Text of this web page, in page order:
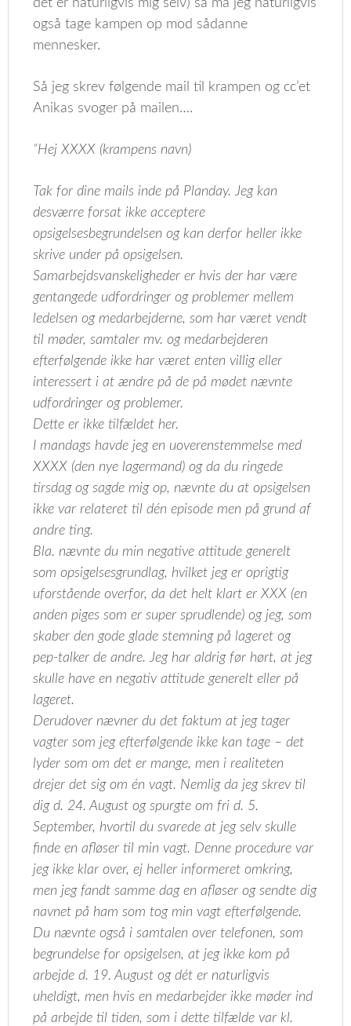
det er naturligvis mig selv) så må jeg naturligvis
også tage kampen op mod sådanne
mennesker.
Så jeg skrev følgende mail til krampen og cc’et
Anikas svoger på mailen….
“Hej XXXX (krampens navn)
Tak for dine mails inde på Planday. Jeg kan
desværre forsat ikke acceptere
opsigelsesbegrundelsen og kan derfor heller ikke
skrive under på opsigelsen.
Samarbejdsvanskeligheder er hvis der har være
gentangede udfordringer og problemer mellem
ledelsen og medarbejderne, som har været vendt
til møder, samtaler mv. og medarbejderen
efterfølgende ikke har været enten villig eller
interessert i at ændre på de på mødet nævnte
udfordringer og problemer.
Dette er ikke tilfældet her.
I mandags havde jeg en uoverenstemmelse med
XXXX (den nye lagermand) og da du ringede
tirsdag og sagde mig op, nævnte du at opsigelsen
ikke var relateret til dén episode men på grund af
andre ting.
Bla. nævnte du min negative attitude generelt
som opsigelsesgrundlag, hvilket jeg er oprigtig
uforstående overfor, da det helt klart er XXX (en
anden piges som er super sprudlende) og jeg, som
skaber den gode glade stemning på lageret og
pep-talker de andre. Jeg har aldrig før hørt, at jeg
skulle have en negativ attitude generelt eller på
lageret.
Derudover nævner du det faktum at jeg tager
vagter som jeg efterfølgende ikke kan tage – det
lyder som om det er mange, men i realiteten
drejer det sig om én vagt. Nemlig da jeg skrev til
dig d. 24. August og spurgte om fri d. 5.
September, hvortil du svarede at jeg selv skulle
finde en afløser til min vagt. Denne procedure var
jeg ikke klar over, ej heller informeret omkring,
men jeg fandt samme dag en afløser og sendte dig
navnet på ham som tog min vagt efterfølgende.
Du nævnte også i samtalen over telefonen, som
begrundelse for opsigelsen, at jeg ikke kom på
arbejde d. 19. August og dét er naturligvis
uheldigt, men hvis en medarbejder ikke møder ind
på arbejde til tiden, som i dette tilfælde var kl.